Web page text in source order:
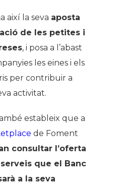
així la seva aposta
de les petites i
, i posa a l’abast
les eines i els
per contribuir a
activitat.
estableix que a
de Foment
consultar l’oferta
que el Banc
a la seva